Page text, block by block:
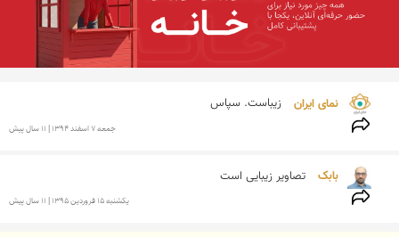
نمای ایران زیباست. سپاس
جمعه 7 اسفند 1394 | 11 سال پیش
بابک تصاویر زیبایی است
يكشنبه 15 فروردين 1395 | 11 سال پیش